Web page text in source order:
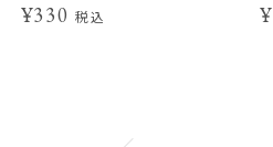
¥330税込